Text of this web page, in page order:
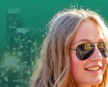
INT AT
ES
FR
IT
NL